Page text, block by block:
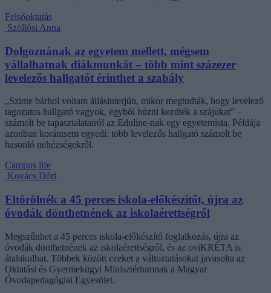
Felsőoktatás
Szöllősi Anna
Dolgoznának az egyetem mellett, mégsem
vállalhatnak diákmunkát – több mint százezer
levelezős hallgatót érinthet a szabály
„Szinte bárhol voltam állásinterjún, mikor megtudták, hogy levelező
tagozatos hallgató vagyok, egyből húzni kezdték a szájukat” –
számolt be tapasztalatairól az Eduline-nak egy egyetemista. Példája
azonban korántsem egyedi: több levelezős hallgató számolt be
hasonló nehézségekről.
Campus life
Kovács Dóri
Eltörölnék a 45 perces iskola-előkészítőt, újra az
óvodák dönthetnének az iskolaérettségről
Megszűnhet a 45 perces iskola-előkészítő foglalkozás, újra az
óvodák dönthetnének az iskolaérettségről, és az oviKRÉTA is
átalakulhat. Többek között ezeket a változtatásokat javasolta az
Oktatási és Gyermekügyi Minisztériumnak a Magyar
Óvodapedagógiai Egyesület.